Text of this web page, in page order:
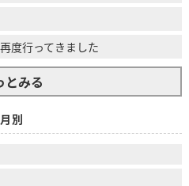
度行ってきました
とみる
月別